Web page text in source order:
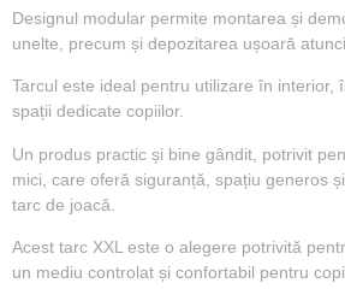
Designul modular permite montarea și
unelte, precum și depozitarea ușoară
Tarcul este ideal pentru utilizare în interior,
spații dedicate copiilor.
Un produs practic și bine gândit, potrivit
mici, care oferă siguranță, spațiu generos
tarc de joacă.
Acest tarc XXL este o alegere potrivită
un mediu controlat și confortabil pentru